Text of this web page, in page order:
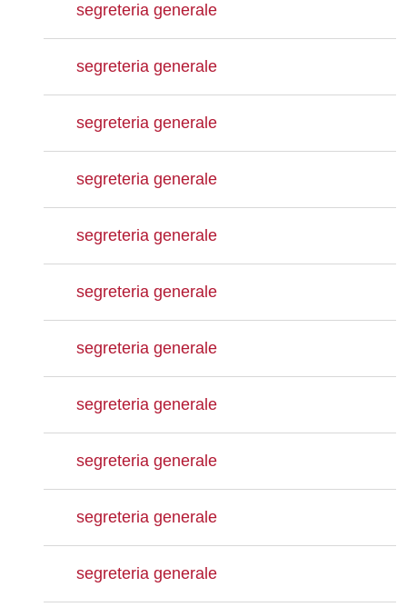
segreteria generale
segreteria generale
segreteria generale
segreteria generale
segreteria generale
segreteria generale
segreteria generale
segreteria generale
segreteria generale
segreteria generale
segreteria generale